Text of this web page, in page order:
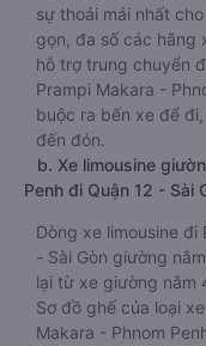
sự thoải mái nhất
gọn, đa số các hãng
hỗ trợ trung chuyển
Prampi Makara -
buộc ra bến xe để
đến đón.
b. Xe limousine
Penh đi Quận 12 -
Dòng xe limousine đi
- Sài Gòn giường
lại từ xe giường nằm
Sơ đồ ghế của loại
Makara - Phnom